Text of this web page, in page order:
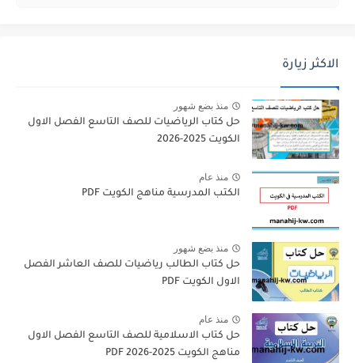
الاكثر زيارة
منذ بضع شهور
حل كتاب الرياضيات للصف التاسع الفصل الاول
الكويت 2025-2026
منذ عام
الكتب المدرسية مناهج الكويت PDF
منذ بضع شهور
حل كتاب الطالب رياضيات للصف العاشر الفصل
الاول الكويت PDF
منذ عام
حل كتاب الاسلامية للصف التاسع الفصل الاول
مناهج الكويت 2025-2026 PDF